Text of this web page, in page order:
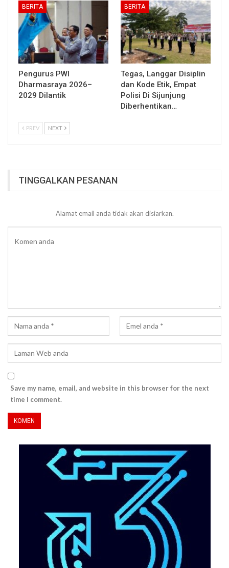
BERITA
Pengurus PWI
Dharmasraya 2026–
2029 Dilantik
BERITA
Tegas, Langgar Disiplin
dan Kode Etik, Empat
Polisi Di Sijunjung
Diberhentikan…
PREV NEXT
TINGGALKAN PESANAN
Alamat email anda tidak akan disiarkan.
Save my name, email, and website in this browser for the next
time I comment.